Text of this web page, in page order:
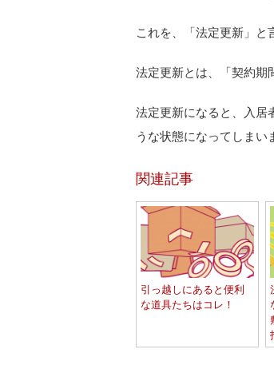
これを、「法定更新」と
法定更新とは、「契約期
法定更新になると、入居
うな状態になってしまい
関連記事
引っ越しにあると便利
な道具たちはコレ！